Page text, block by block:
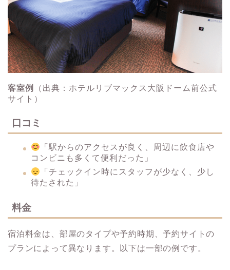
客室例
（出典：ホテルリブマックス大阪ドーム前公式
サイト）
口コミ
「駅からのアクセスが良く、周辺に飲食店や
コンビニも多くて便利だった」
「チェックイン時にスタッフが少なく、少し
待たされた」
料金
宿泊料金は、部屋のタイプや予約時期、予約サイトの
プランによって異なります。​以下は一部の例です。